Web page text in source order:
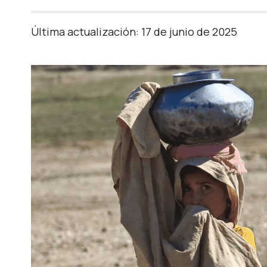
Última actualización: 17 de junio de 2025